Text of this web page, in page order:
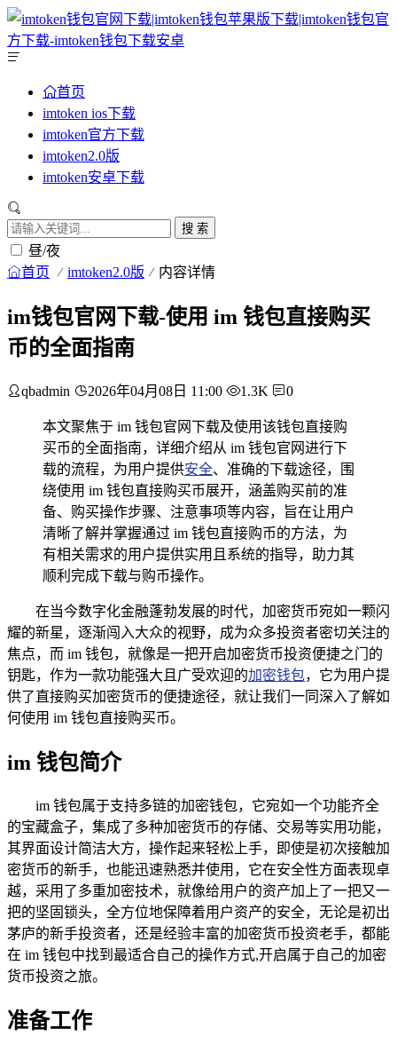
首页
imtoken ios下载
imtoken官方下载
imtoken2.0版
imtoken安卓下载
搜 索
昼/夜
首页 imtoken2.0版 内容详情
im钱包官网下载-使用 im 钱包直接购买
币的全面指南
qbadmin 2026年04月08日 11:00 1.3K 0
本文聚焦于 im 钱包官网下载及使用该钱包直接购
买币的全面指南，详细介绍从 im 钱包官网进行下
载的流程，为用户提供安全、准确的下载途径，围
绕使用 im 钱包直接购买币展开，涵盖购买前的准
备、购买操作步骤、注意事项等内容，旨在让用户
清晰了解并掌握通过 im 钱包直接购币的方法，为
有相关需求的用户提供实用且系统的指导，助力其
顺利完成下载与购币操作。
在当今数字化金融蓬勃发展的时代，加密货币宛如一颗闪
耀的新星，逐渐闯入大众的视野，成为众多投资者密切关注的
焦点，而 im 钱包，就像是一把开启加密货币投资便捷之门的
钥匙，作为一款功能强大且广受欢迎的加密钱包，它为用户提
供了直接购买加密货币的便捷途径，就让我们一同深入了解如
何使用 im 钱包直接购买币。
im 钱包简介
im 钱包属于支持多链的加密钱包，它宛如一个功能齐全
的宝藏盒子，集成了多种加密货币的存储、交易等实用功能，
其界面设计简洁大方，操作起来轻松上手，即使是初次接触加
密货币的新手，也能迅速熟悉并使用，它在安全性方面表现卓
越，采用了多重加密技术，就像给用户的资产加上了一把又一
把的坚固锁头，全方位地保障着用户资产的安全，无论是初出
茅庐的新手投资者，还是经验丰富的加密货币投资老手，都能
在 im 钱包中找到最适合自己的操作方式,开启属于自己的加密
货币投资之旅。
准备工作